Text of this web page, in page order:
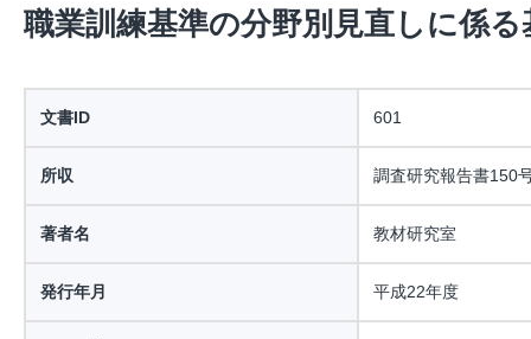
職業訓練基準の分野別見直しに係
文書ID 601
所収 調査研究報告書150
著者名 教材研究室
発行年月 平成22年度